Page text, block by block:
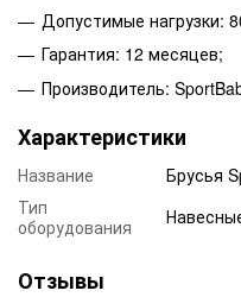
Допустимые нагрузки:
Гарантия: 12 месяцев;
Производитель:
Характеристики
Название
Брусья
Тип
оборудования
Отзывы